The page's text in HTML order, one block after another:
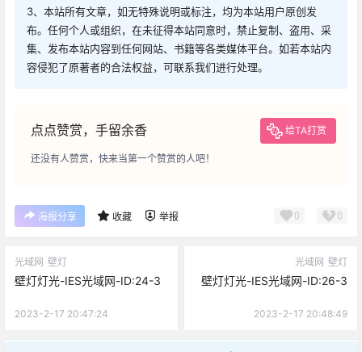
3、本站所有文章，如无特殊说明或标注，均为本站用户原创发
布。任何个人或组织，在未征得本站同意时，禁止复制、盗用、采
集、发布本站内容到任何网站、书籍等各类媒体平台。如若本站内
容侵犯了原著者的合法权益，可联系我们进行处理。
点点赞赏，手留余香 给TA打赏
还没有人赞赏，快来当第一个赞赏的人吧！
海报分享 收藏 举报 0 0
光域网 壁灯
壁灯灯光-IES光域网-ID:24-3
2023-2-17 20:47:24
光域网 壁灯
壁灯灯光-IES光域网-ID:26-3
2023-2-17 20:48:49